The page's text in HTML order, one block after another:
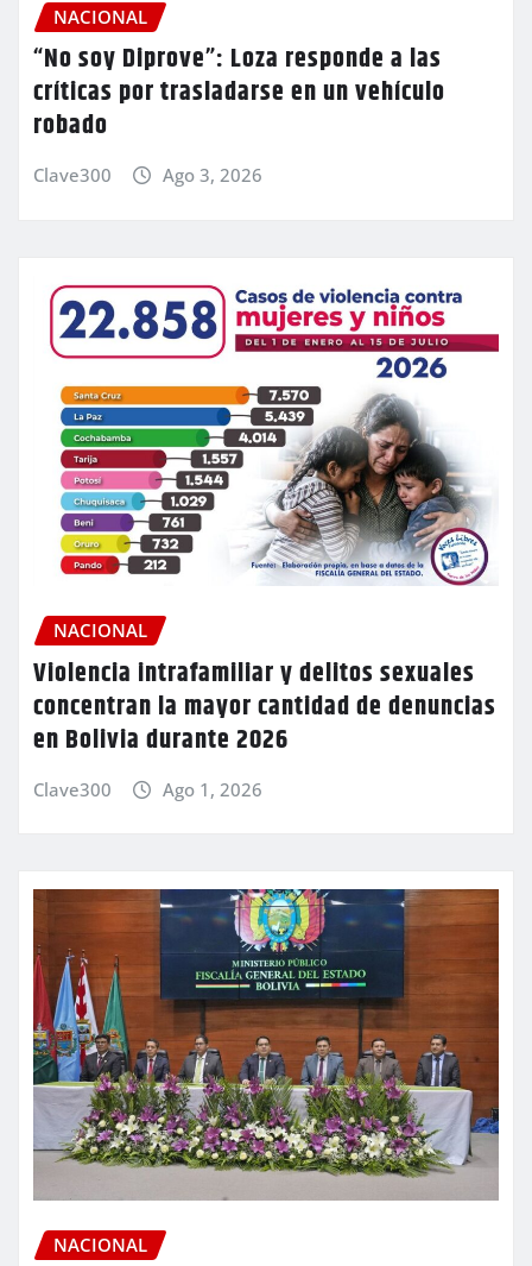
NACIONAL
“No soy Diprove”: Loza responde a las
críticas por trasladarse en un vehículo
robado
Clave300 Ago 3, 2026
NACIONAL
Violencia intrafamiliar y delitos sexuales
concentran la mayor cantidad de denuncias
en Bolivia durante 2026
Clave300 Ago 1, 2026
NACIONAL